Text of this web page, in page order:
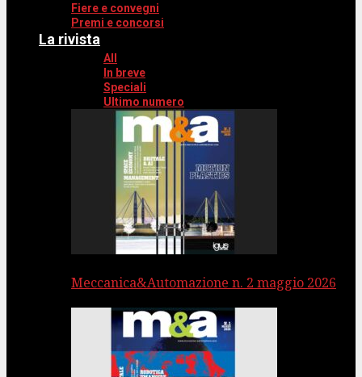
Fiere e convegni
Premi e concorsi
La rivista
All
In breve
Speciali
Ultimo numero
Meccanica&Automazione n. 2 maggio 2026